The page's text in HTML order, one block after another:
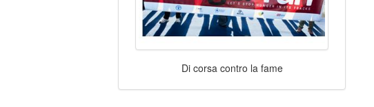
Di corsa contro la fame